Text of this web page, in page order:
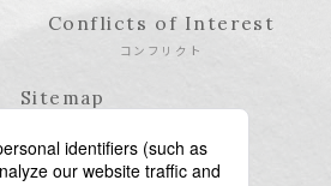
Conflicts of Interest
コンフリクト
Sitemap